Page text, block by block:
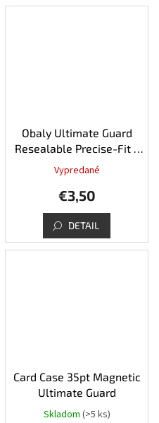
Obaly Ultimate Guard
Resealable Precise-Fit -
100ks
z
5
Vypredané
€3,50
DETAIL
Card Case 35pt Magnetic
Ultimate Guard
Skladom (>5 ks)